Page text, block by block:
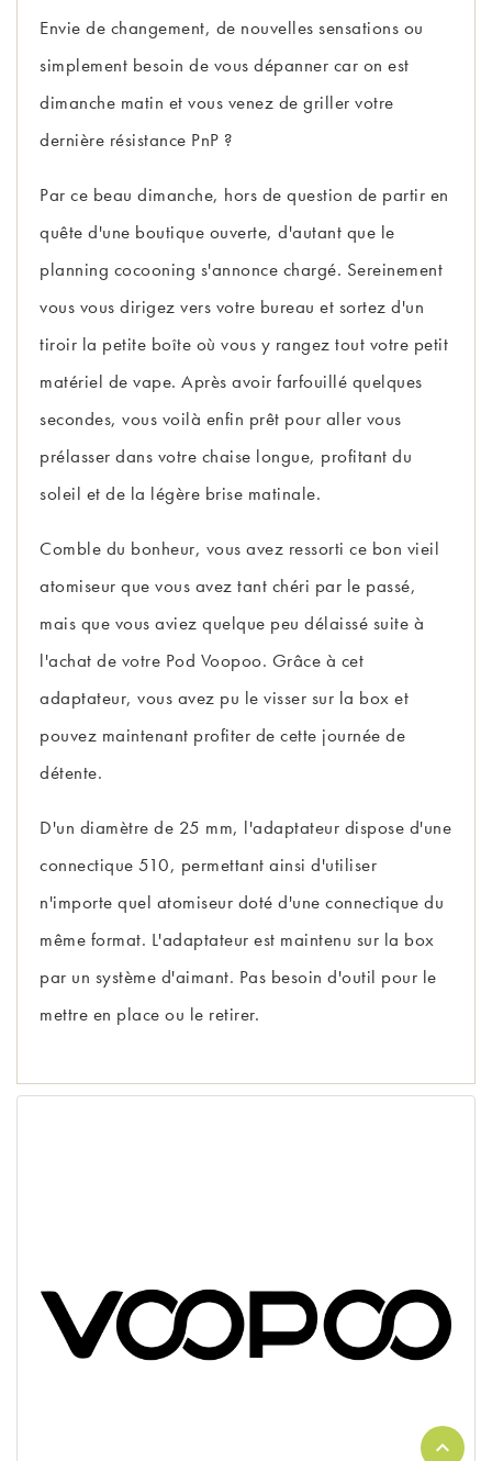
Envie de changement, de nouvelles sensations ou
simplement besoin de vous dépanner car on est
dimanche matin et vous venez de griller votre
dernière résistance PnP ?
Par ce beau dimanche, hors de question de partir en
quête d'une boutique ouverte, d'autant que le
planning cocooning s'annonce chargé. Sereinement
vous vous dirigez vers votre bureau et sortez d'un
tiroir la petite boîte où vous y rangez tout votre petit
matériel de vape. Après avoir farfouillé quelques
secondes, vous voilà enfin prêt pour aller vous
prélasser dans votre chaise longue, profitant du
soleil et de la légère brise matinale.
Comble du bonheur, vous avez ressorti ce bon vieil
atomiseur que vous avez tant chéri par le passé,
mais que vous aviez quelque peu délaissé suite à
l'achat de votre Pod Voopoo. Grâce à cet
adaptateur, vous avez pu le visser sur la box et
pouvez maintenant profiter de cette journée de
détente.
D'un diamètre de 25 mm, l'adaptateur dispose d'une
connectique 510, permettant ainsi d'utiliser
n'importe quel atomiseur doté d'une connectique du
même format. L'adaptateur est maintenu sur la box
par un système d'aimant. Pas besoin d'outil pour le
mettre en place ou le retirer.